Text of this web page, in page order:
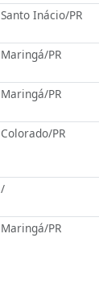
Santo Inácio/PR
Maringá/PR
Maringá/PR
Colorado/PR
/
Maringá/PR